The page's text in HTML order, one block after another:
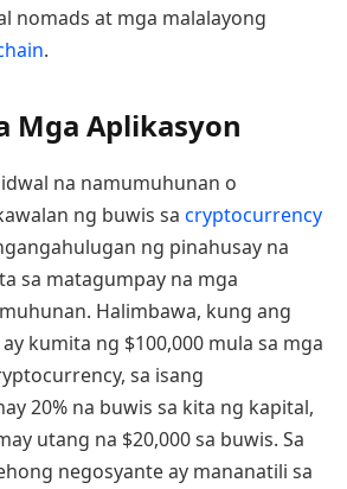
nomads at mga malalayong
.
Mga Aplikasyon
na namumuhunan o
ng buwis sa cryptocurrency
ng pinahusay na
sa matagumpay na mga
Halimbawa, kung ang
kumita ng $100,000 mula sa mga
sa isang
20% na buwis sa kita ng kapital,
utang na $20,000 sa buwis. Sa
negosyante ay mananatili sa